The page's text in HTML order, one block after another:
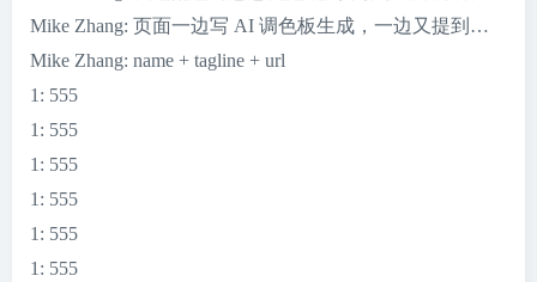
Mike Zhang: 页面一边写 AI 调色板生成，一边又提到一键完
Mike Zhang: name + tagline + url
1 : 555
1 : 555
1 : 555
1 : 555
1 : 555
1 : 555